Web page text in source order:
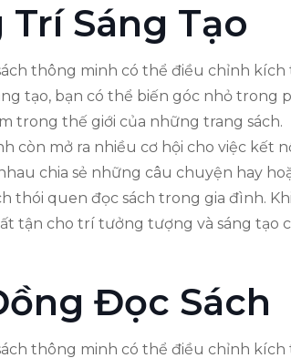
Sáng Tạo
thông minh có thể điều chỉnh
tạo, bạn có thể biến góc nhỏ
trong thế giới của những trang sách.
còn mở ra nhiều cơ hội cho việc kết
chia sẻ những câu chuyện hay
thói quen đọc sách trong gia đình.
tận cho trí tưởng tượng và sáng tạo
Đọc Sách
thông minh có thể điều chỉnh